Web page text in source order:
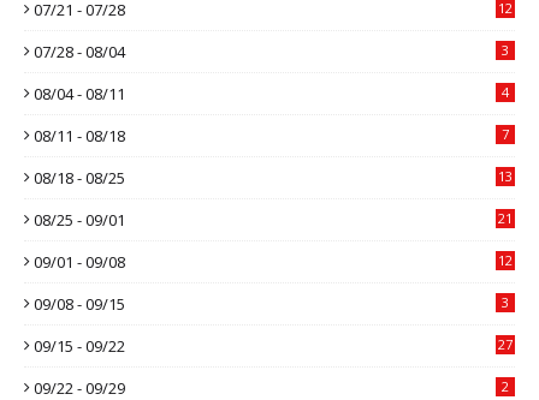
07/21 - 07/28 12
07/28 - 08/04 3
08/04 - 08/11 4
08/11 - 08/18 7
08/18 - 08/25 13
08/25 - 09/01 21
09/01 - 09/08 12
09/08 - 09/15 3
09/15 - 09/22 27
09/22 - 09/29 2